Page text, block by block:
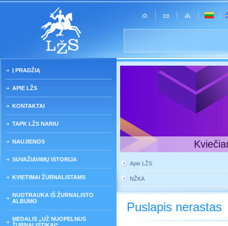
Į PRADŽIĄ
APIE LŽS
KONTAKTAI
TAPK LŽS NARIU
NAUJIENOS
SUVAŽIAVIMŲ ISTORIJA
KVIETIMAI ŽURNALISTAMS
NUOTRAUKA IŠ ŽURNALISTO
ALBUMO
MEDALIS „UŽ NUOPELNUS
Apie LŽS
NŽKA
Puslapis nerastas